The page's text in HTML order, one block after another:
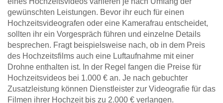
gewünschten Leistungen. Bevor ihr euch für einen
Hochzeitsvideografen oder eine Kamerafrau entscheidet,
sollten ihr ein Vorgespräch führen und einzelne Details
besprechen. Fragt beispielsweise nach, ob in dem Preis
des Hochzeitsfilms auch eine Luftaufnahme mit einer
Drohne enthalten ist. In der Regel fangen die Preise für
Hochzeitsvideos bei 1.000 € an. Je nach gebuchter
Zusatzleistung können Dienstleister zur Videografie für das
Filmen ihrer Hochzeit bis zu 2.000 € verlangen.